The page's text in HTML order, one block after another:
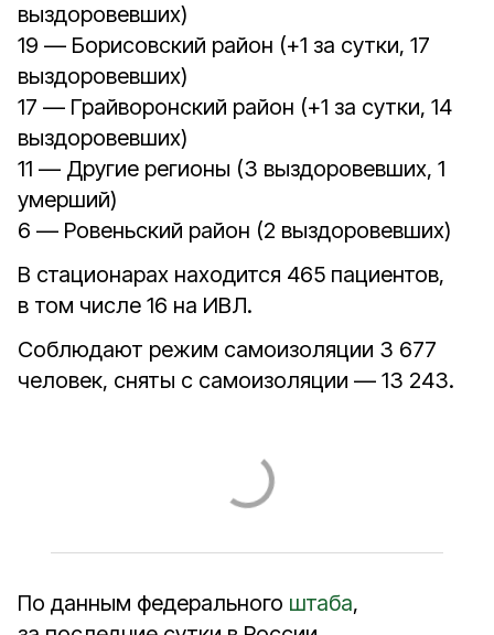
выздоровевших)
19 — Борисовский район (+1 за сутки, 17
выздоровевших)
17 — Грайворонский район (+1 за сутки, 14
выздоровевших)
11 — Другие регионы (3 выздоровевших, 1
умерший)
6 — Ровеньский район (2 выздоровевших)
В стационарах находится 465 пациентов,
в том числе 16 на ИВЛ.
Соблюдают режим самоизоляции 3 677
человек, сняты с самоизоляции — 13 243.
По данным федерального штаба,